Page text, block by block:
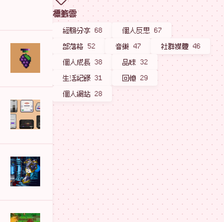
標籤雲
經驗分享 68 個人反思 67
部落格 52 音樂 47 社群媒體 46
個人成長 38 品味 32
生活紀錄 31 回憶 29
個人網站 28